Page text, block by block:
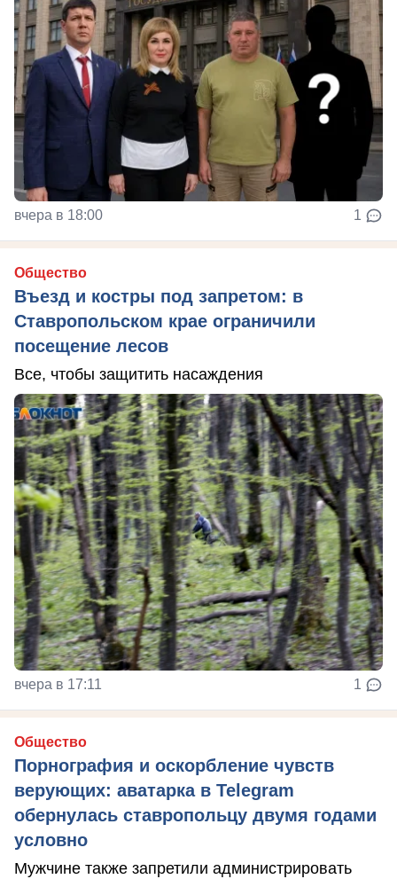
вчера в 18:00 1
Общество
Въезд и костры под запретом: в
Ставропольском крае ограничили
посещение лесов
Все, чтобы защитить насаждения
вчера в 17:11 1
Общество
Порнография и оскорбление чувств
верующих: аватарка в Telegram
обернулась ставропольцу двумя годами
условно
Мужчине также запретили администрировать